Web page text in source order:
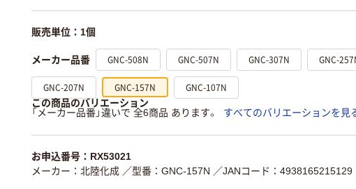
販売単位：1個
メーカー品番 GNC-508N GNC-507N GNC-307N GNC-
GNC-207N GNC-157N GNC-107N
この商品のバリエーション
「メーカー品番」違いで 全6商品 あります。
すべてのバリエーションを見
お申込番号：RX53021
メーカー：北陸化成 ／型番：GNC-157N ／JANコード：4938165215129